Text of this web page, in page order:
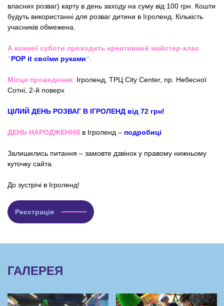
власних розваг) карту в день заходу на суму від 100 грн. Кошти
будуть використанні для розваг дитини в Ігроленд. Кількість
учасників обмежена.
А кожної суботи проходить креативний майстер-клас
“POP it своїми руками“.
Місце проведення: Ігроленд, ТРЦ City Center, пр. Небесної
Сотні, 2-й поверх
ЦІЛИЙ ДЕНЬ РОЗВАГ В ІГРОЛЕНД від 72 грн!
ДЕНЬ НАРОДЖЕННЯ в Ігроленд – подробиці
Залишились питання – замовте дзвінок у правому нижньому
куточку сайта.
До зустрічі в Ігроленд!
Реєстрація
ГАЛЕРЕЯ